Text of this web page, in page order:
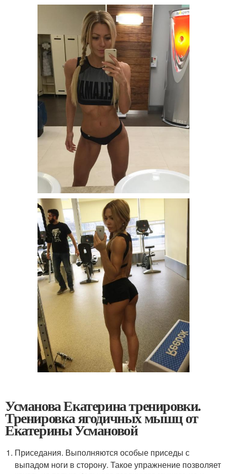
Усманова Екатерина тренировки.
Тренировка ягодичных мышц от
Екатерины Усмановой
Приседания. Выполняются особые приседы с
выпадом ноги в сторону. Такое упражнение позволяет